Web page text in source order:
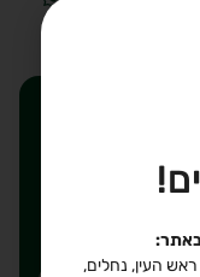
מנת להירשם
טובים!
באתר:
ראש העין, נחלים,